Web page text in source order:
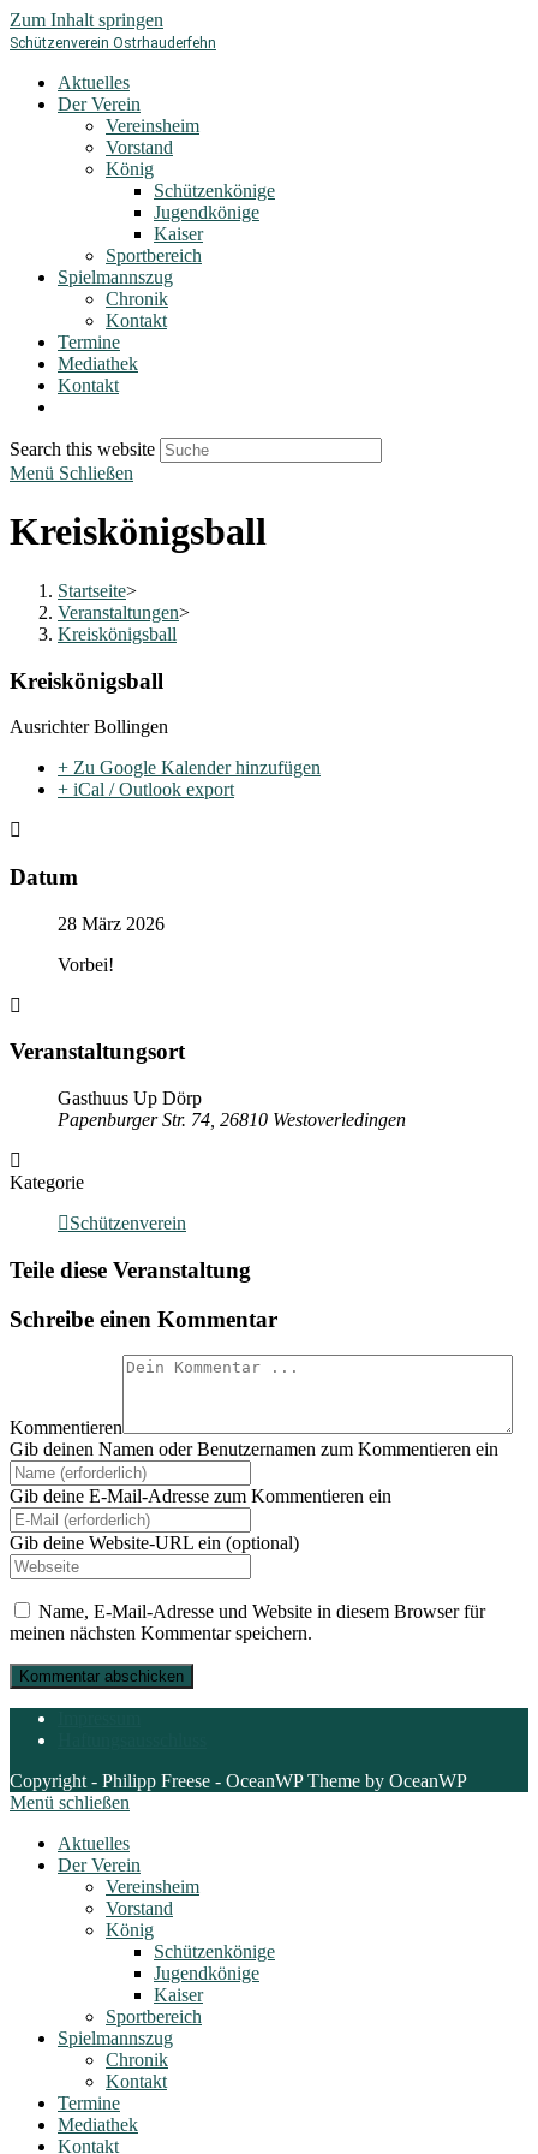
Zum Inhalt springen
Schützenverein Ostrhauderfehn
Aktuelles
Der Verein
Vereinsheim
Vorstand
König
Schützenkönige
Jugendkönige
Kaiser
Sportbereich
Spielmannszug
Chronik
Kontakt
Termine
Mediathek
Kontakt
Search this website
Menü Schließen
Kreiskönigsball
Startseite>
Veranstaltungen>
Kreiskönigsball
Kreiskönigsball
Ausrichter Bollingen
+ Zu Google Kalender hinzufügen
+ iCal / Outlook export
Datum
28 März 2026
Vorbei!
Veranstaltungsort
Gasthuus Up Dörp
Papenburger Str. 74, 26810 Westoverledingen
Kategorie
Schützenverein
Teile diese Veranstaltung
Schreibe einen Kommentar
Kommentieren
Gib deinen Namen oder Benutzernamen zum Kommentieren ein
Gib deine E-Mail-Adresse zum Kommentieren ein
Gib deine Website-URL ein (optional)
Name, E-Mail-Adresse und Website in diesem Browser für
meinen nächsten Kommentar speichern.
Copyright - Philipp Freese - OceanWP Theme by OceanWP
Menü schließen
Aktuelles
Der Verein
Vereinsheim
Vorstand
König
Schützenkönige
Jugendkönige
Kaiser
Sportbereich
Spielmannszug
Chronik
Kontakt
Termine
Mediathek
Kontakt